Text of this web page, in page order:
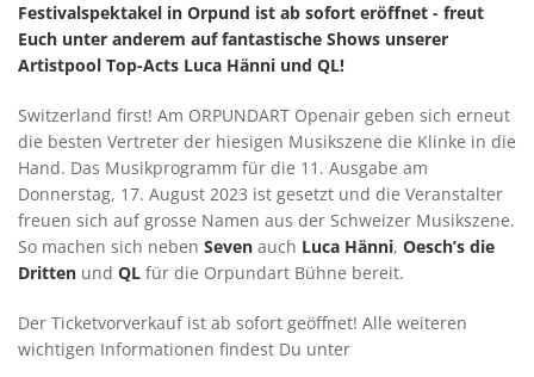
Festivalspektakel in Orpund ist ab sofort eröffnet - freut
Euch unter anderem auf fantastische Shows unserer
Artistpool Top-Acts Luca Hänni und QL!
Switzerland first! Am ORPUNDART Openair geben sich erneut
die besten Vertreter der hiesigen Musikszene die Klinke in die
Hand. Das Musikprogramm für die 11. Ausgabe am
Donnerstag, 17. August 2023 ist gesetzt und die Veranstalter
freuen sich auf grosse Namen aus der Schweizer Musikszene.
So machen sich neben Seven auch Luca Hänni, Oesch’s die
Dritten und QL für die Orpundart Bühne bereit.
Der Ticketvorverkauf ist ab sofort geöffnet! Alle weiteren
wichtigen Informationen findest Du unter